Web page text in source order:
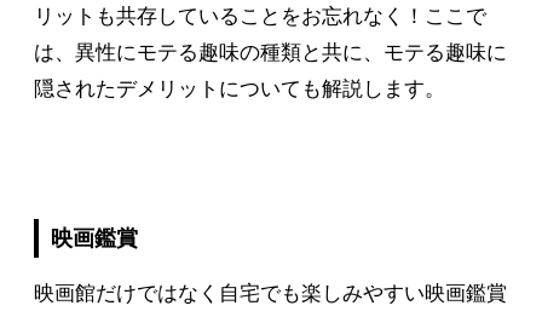
リットも共存していることをお忘れなく！ここで
は、異性にモテる趣味の種類と共に、モテる趣味に
隠されたデメリットについても解説します。
映画鑑賞
映画館だけではなく自宅でも楽しみやすい映画鑑賞